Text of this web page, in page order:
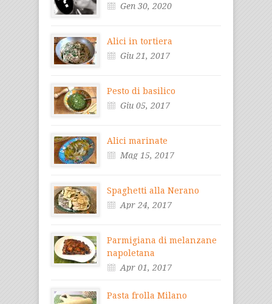
Gen 30, 2020
Alici in tortiera
Giu 21, 2017
Pesto di basilico
Giu 05, 2017
Alici marinate
Mag 15, 2017
Spaghetti alla Nerano
Apr 24, 2017
Parmigiana di melanzane
napoletana
Apr 01, 2017
Pasta frolla Milano